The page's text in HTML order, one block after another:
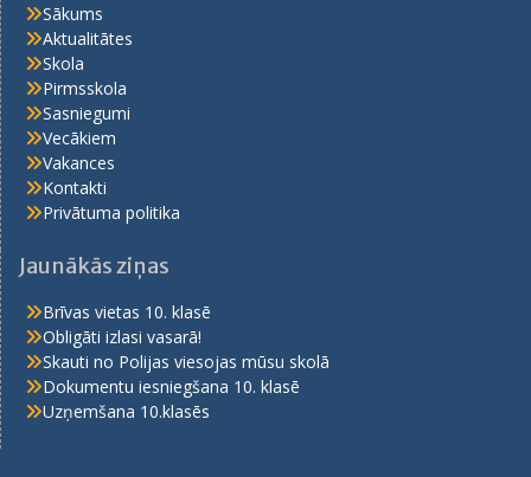
Sākums
Aktualitātes
Skola
Pirmsskola
Sasniegumi
Vecākiem
Vakances
Kontakti
Privātuma politika
Jaunākās ziņas
Brīvas vietas 10. klasē
Obligāti izlasi vasarā!
Skauti no Polijas viesojas mūsu skolā
Dokumentu iesniegšana 10. klasē
Uzņemšana 10.klasēs